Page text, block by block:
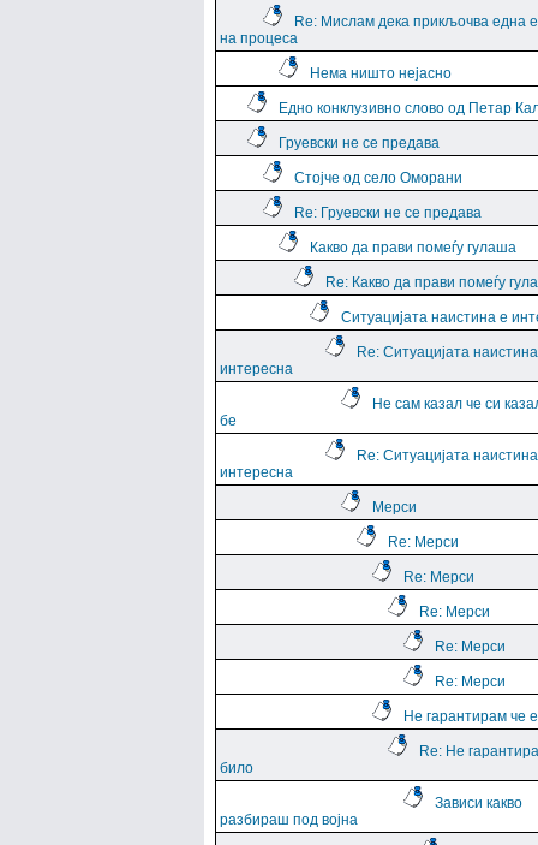
Re: Мислам дека прикљочва една
на процеса
Нема ништо нејасно
Едно конклузивно слово од Петар
Груевски не се предава
Стојче од село Оморани
Re: Груевски не се предава
Какво да прави помеѓу гулаша
Re: Какво да прави помеѓу
Ситуацијата наистина е
Re: Ситуацијата
интересна
Не сам казал че си
бе
Re: Ситуацијата
интересна
Мерси
Re: Мерси
Re: Мерси
Re: Мерси
Re: Мерси
Re: Мерси
Не гарантирам че
Re: Не
било
Зависи какво
разбираш под војна